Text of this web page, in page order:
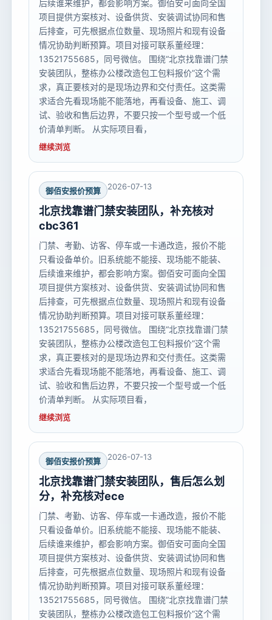
后续谁来维护，都会影响方案。御佰安可面向全国
项目提供方案核对、设备供货、安装调试协同和售
后排查，可先根据点位数量、现场照片和现有设备
情况协助判断预算。项目对接可联系董经理：
13521755685，同号微信。 围绕“北京找靠谱门禁
安装团队，整栋办公楼改造包工包料报价”这个需
求，真正要核对的是现场边界和交付责任。这类需
求适合先看现场能不能落地，再看设备、施工、调
试、验收和售后边界，不要只按一个型号或一个低
价清单判断。 从实际项目看，
继续浏览
御佰安报价预算 2026-07-13
北京找靠谱门禁安装团队，补充核对
cbc361
门禁、考勤、访客、停车或一卡通改造，报价不能
只看设备单价。旧系统能不能接、现场能不能装、
后续谁来维护，都会影响方案。御佰安可面向全国
项目提供方案核对、设备供货、安装调试协同和售
后排查，可先根据点位数量、现场照片和现有设备
情况协助判断预算。项目对接可联系董经理：
13521755685，同号微信。 围绕“北京找靠谱门禁
安装团队，整栋办公楼改造包工包料报价”这个需
求，真正要核对的是现场边界和交付责任。这类需
求适合先看现场能不能落地，再看设备、施工、调
试、验收和售后边界，不要只按一个型号或一个低
价清单判断。 从实际项目看，
继续浏览
御佰安报价预算 2026-07-13
北京找靠谱门禁安装团队，售后怎么划
分，补充核对ece
门禁、考勤、访客、停车或一卡通改造，报价不能
只看设备单价。旧系统能不能接、现场能不能装、
后续谁来维护，都会影响方案。御佰安可面向全国
项目提供方案核对、设备供货、安装调试协同和售
后排查，可先根据点位数量、现场照片和现有设备
情况协助判断预算。项目对接可联系董经理：
13521755685，同号微信。 围绕“北京找靠谱门禁
安装团队，整栋办公楼改造包工包料报价”这个需